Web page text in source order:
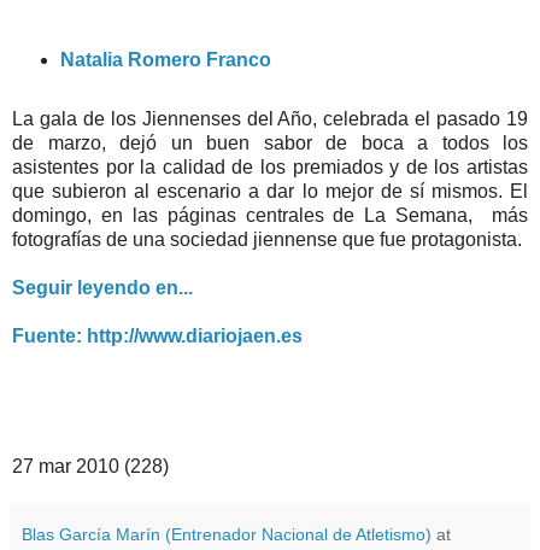
Natalia Romero Franco
La gala de los Jiennenses del Año, celebrada el pasado 19
de marzo, dejó un buen sabor de boca a todos los
asistentes por la calidad de los premiados y de los artistas
que subieron al escenario a dar lo mejor de sí mismos. El
domingo, en las páginas centrales de La Semana, más
fotografías de una sociedad jiennense que fue protagonista.
Seguir leyendo en...
Fuente: http://www.diariojaen.es
27 mar 2010 (228)
Blas García Marín (Entrenador Nacional de Atletismo) at